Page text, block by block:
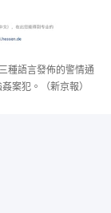
種語言發佈的警情通
案犯。（新京報）